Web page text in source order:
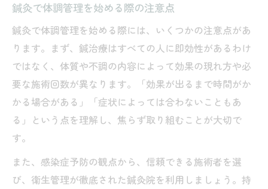
鍼灸で体調管理を始める際の注意点
鍼灸で体調管理を始める際には、いくつかの注意点があ
ります。まず、鍼治療はすべての人に即効性があるわけ
ではなく、体質や不調の内容によって効果の現れ方や必
要な施術回数が異なります。「効果が出るまで時間がか
かる場合がある」「症状によっては合わないこともあ
る」という点を理解し、焦らず取り組むことが大切で
す。
また、感染症予防の観点から、信頼できる施術者を選
び、衛生管理が徹底された鍼灸院を利用しましょう。持